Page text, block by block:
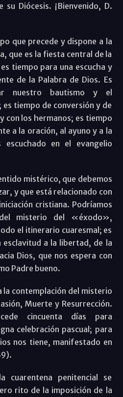
Diócesis. ¡Bienvenido, D.
que precede y dispone a la
que es la fiesta central de la
tiempo para una escucha y
de la Palabra de Dios. Es
nuestro bautismo y el
tiempo de conversión y de
con los hermanos; es tiempo
a la oración, al ayuno y a la
escuchado en el evangelio
mistérico, que debemos
y que está relacionado con
cristiana. Podríamos
misterio del «éxodo»,
el itinerario cuaresmal; es
esclavitud a la libertad, de la
Dios, que nos espera con
Padre bueno.
la contemplación del misterio
Muerte y Resurrección.
cincuenta días para
celebración pascual; para
nos tiene, manifestado en
cuarentena penitencial se
rito de la imposición de la